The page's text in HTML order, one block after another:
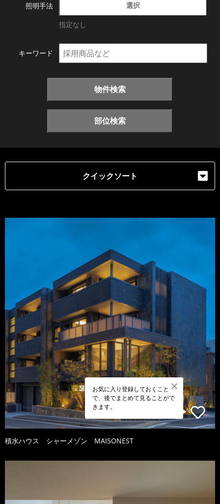
照明手法 選択
指定なし
キーワード
物件検索
部位検索
クイックソート
お気に入り登録しておくこと
で、後でまとめて見ることがで
きます。
積水ハウス シャーメゾン MAISONEST